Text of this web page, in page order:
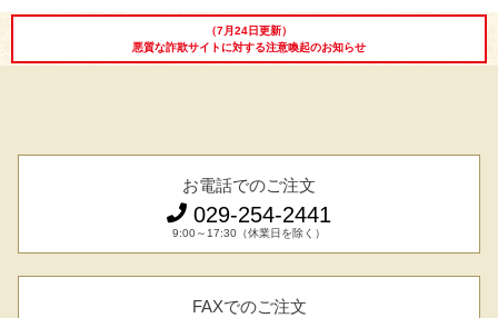
（7月24日更新）
悪質な詐欺サイトに対する注意喚起のお知らせ
お電話でのご注文
029-254-2441
9:00～17:30（休業日を除く）
FAXでのご注文